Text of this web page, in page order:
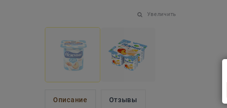
Увеличить
Описание Отзывы